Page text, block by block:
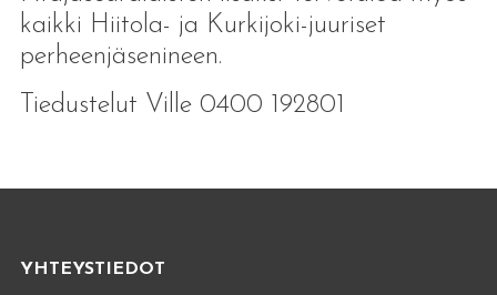
kaikki Hiitola- ja Kurkijoki-juuriset
perheenjäsenineen.
Tiedustelut Ville 0400 192801
YHTEYSTIEDOT